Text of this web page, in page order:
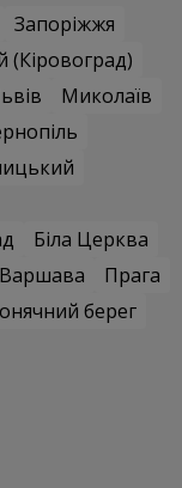
Запоріжжя
Миколаїв
Біла Церква
Варшава
Прага
берег